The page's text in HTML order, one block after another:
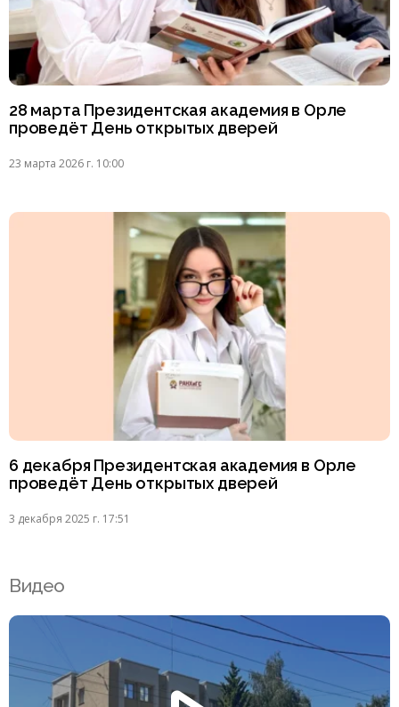
28 марта Президентская академия в Орле
проведёт День открытых дверей
23 марта 2026 г. 10:00
6 декабря Президентская академия в Орле
проведёт День открытых дверей
3 декабря 2025 г. 17:51
Видео